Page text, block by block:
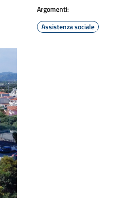
Argomenti:
Assistenza sociale